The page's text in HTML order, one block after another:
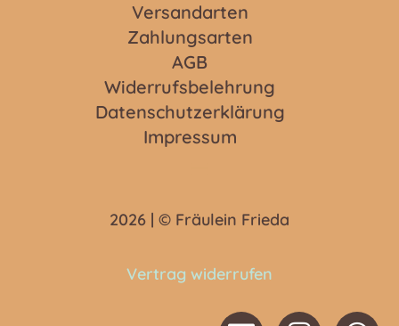
Versandarten
Zahlungsarten
AGB
Widerrufsbelehrung
Datenschutzerklärung
Impressum
2026 | © Fräulein Frieda
Vertrag widerrufen